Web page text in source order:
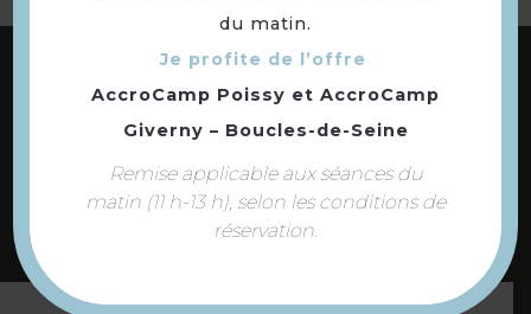
ABONNEZ-VOUS À NOTRE NEWSLETTER
DÉCOUVREZ LES
73 COMMUNES
DE NOTRE TERRITOIRE
du matin.
Je profite de l’offre
AccroCamp Poissy et AccroCamp
Giverny – Boucles-de-Seine
Remise applicable aux séances du
matin (11 h-13 h), selon les conditions de
réservation.